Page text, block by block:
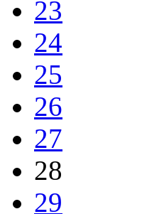
23
24
25
26
27
28
29